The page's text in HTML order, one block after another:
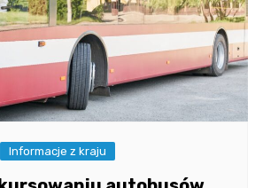
Informacje z kraju